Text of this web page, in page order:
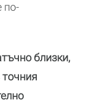
по-
близки,